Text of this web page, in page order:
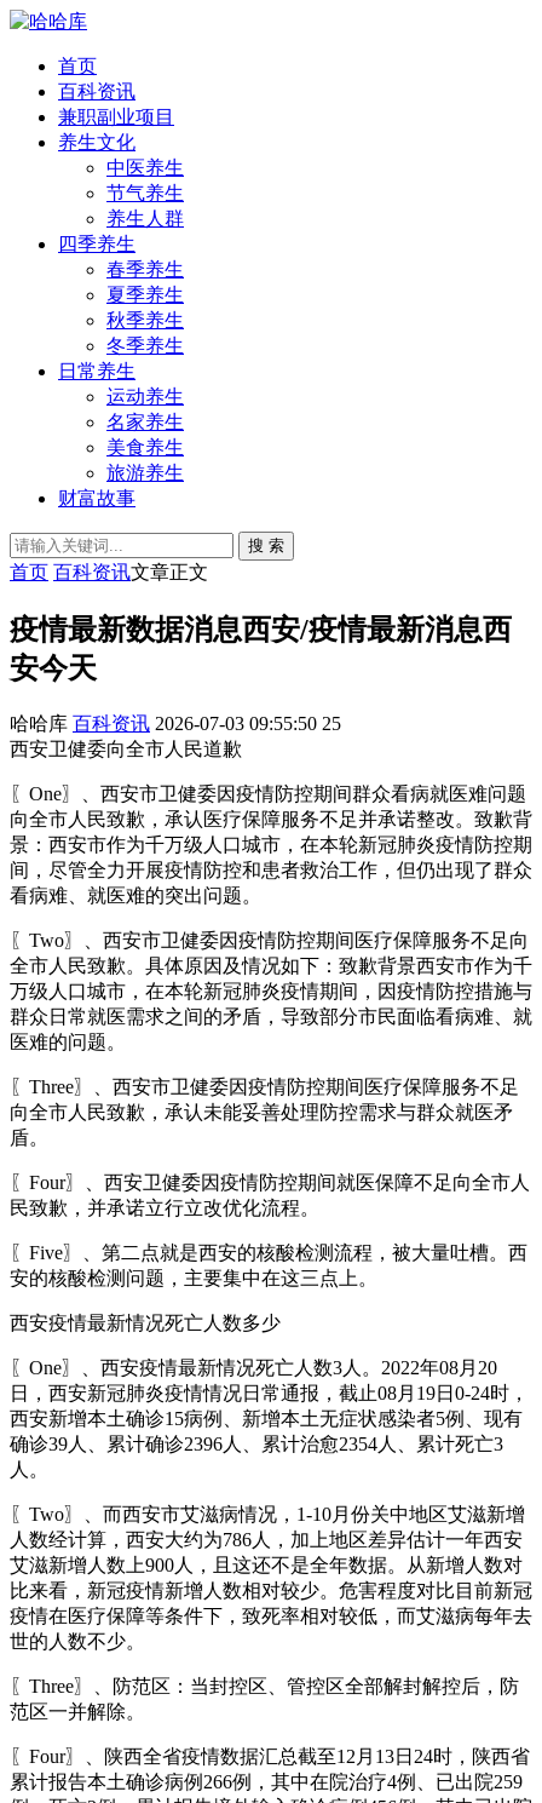
首页
百科资讯
兼职副业项目
养生文化
中医养生
节气养生
养生人群
四季养生
春季养生
夏季养生
秋季养生
冬季养生
日常养生
运动养生
名家养生
美食养生
旅游养生
财富故事
搜 索
首页 百科资讯文章正文
疫情最新数据消息西安/疫情最新消息西
安今天
哈哈库 百科资讯 2026-07-03 09:55:50 25
西安卫健委向全市人民道歉
〖One〗、西安市卫健委因疫情防控期间群众看病就医难问题
向全市人民致歉，承认医疗保障服务不足并承诺整改。致歉背
景：西安市作为千万级人口城市，在本轮新冠肺炎疫情防控期
间，尽管全力开展疫情防控和患者救治工作，但仍出现了群众
看病难、就医难的突出问题。
〖Two〗、西安市卫健委因疫情防控期间医疗保障服务不足向
全市人民致歉。具体原因及情况如下：致歉背景西安市作为千
万级人口城市，在本轮新冠肺炎疫情期间，因疫情防控措施与
群众日常就医需求之间的矛盾，导致部分市民面临看病难、就
医难的问题。
〖Three〗、西安市卫健委因疫情防控期间医疗保障服务不足
向全市人民致歉，承认未能妥善处理防控需求与群众就医矛
盾。
〖Four〗、西安卫健委因疫情防控期间就医保障不足向全市人
民致歉，并承诺立行立改优化流程。
〖Five〗、第二点就是西安的核酸检测流程，被大量吐槽。西
安的核酸检测问题，主要集中在这三点上。
西安疫情最新情况死亡人数多少
〖One〗、西安疫情最新情况死亡人数3人。2022年08月20
日，西安新冠肺炎疫情情况日常通报，截止08月19日0-24时，
西安新增本土确诊15病例、新增本土无症状感染者5例、现有
确诊39人、累计确诊2396人、累计治愈2354人、累计死亡3
人。
〖Two〗、而西安市艾滋病情况，1-10月份关中地区艾滋新增
人数经计算，西安大约为786人，加上地区差异估计一年西安
艾滋新增人数上900人，且这还不是全年数据。从新增人数对
比来看，新冠疫情新增人数相对较少。危害程度对比目前新冠
疫情在医疗保障等条件下，致死率相对较低，而艾滋病每年去
世的人数不少。
〖Three〗、防范区：当封控区、管控区全部解封解控后，防
范区一并解除。
〖Four〗、陕西全省疫情数据汇总截至12月13日24时，陕西省
累计报告本土确诊病例266例，其中在院治疗4例、已出院259